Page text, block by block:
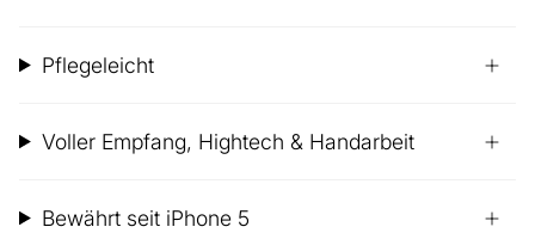
Pflegeleicht
Voller Empfang, Hightech & Handarbeit
Bewährt seit iPhone 5